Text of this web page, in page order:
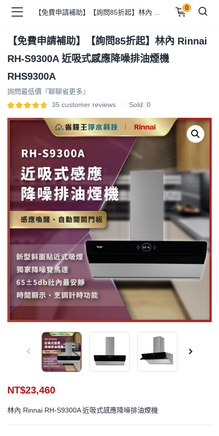
)
)
0
【免費申請補助】【詢問85折起】林內 Rinnai
RH-S9300A 近吸式感應降噪排油煙機
RHS9300A
詢問最低價『聊聊省更多』
35 customer reviews Sold: 0
NT$23,460
林內 Rinnai RH-S9300A 近吸式感應降噪排油煙機